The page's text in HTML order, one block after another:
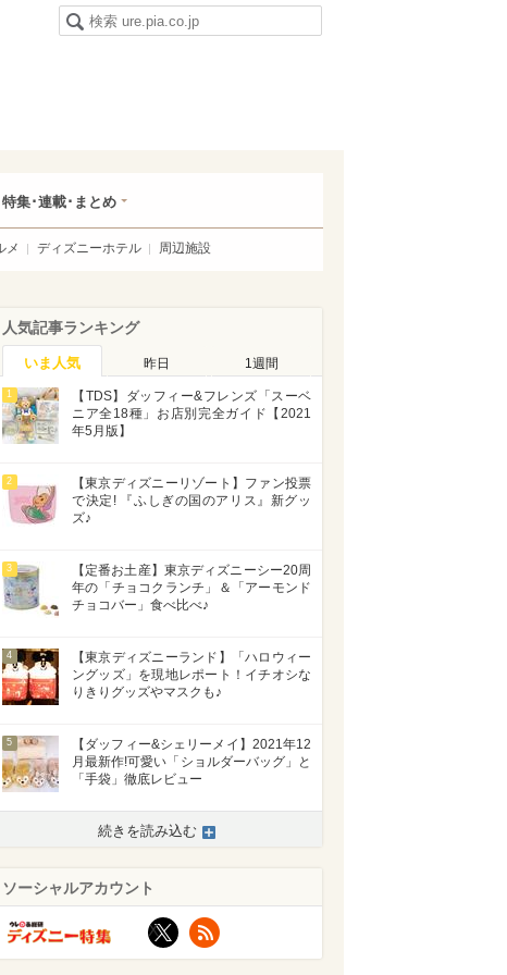
特集･連載･まとめ
メ ディズニーホテル 周辺施設
人気記事ランキング
いま人気 昨日 1週間
1
【TDS】ダッフィー&フレンズ「スーベ
ニア全18種」お店別完全ガイド【2021
年5月版】
2
【東京ディズニーリゾート】ファン投票
で決定! 『ふしぎの国のアリス』新グッ
ズ♪
3
【定番お土産】東京ディズニーシー20周
年の「チョコクランチ」＆「アーモンド
チョコバー」食べ比べ♪
4
【東京ディズニーランド】「ハロウィー
ングッズ」を現地レポート！イチオシな
りきりグッズやマスクも♪
5
【ダッフィー&シェリーメイ】2021年12
月最新作!可愛い「ショルダーバッグ」と
「手袋」徹底レビュー
続きを読み込む
ソーシャルアカウント
X